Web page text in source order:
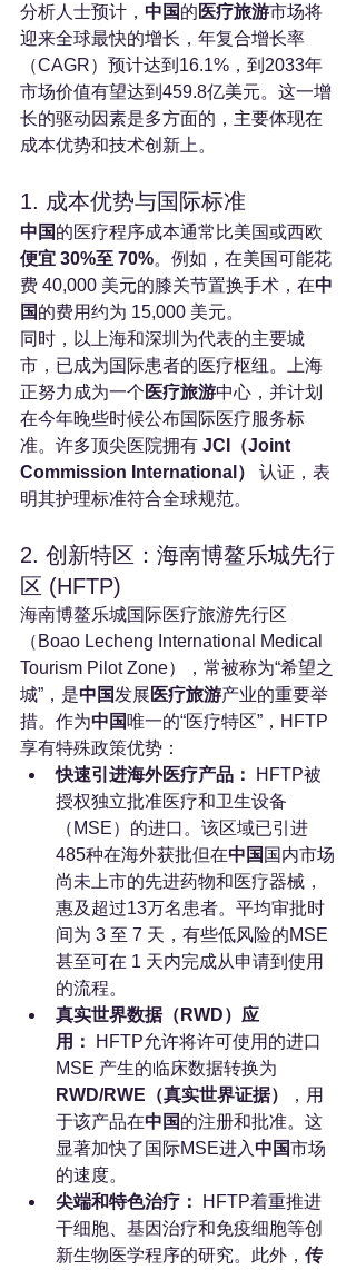
分析人士预计， 中国的 医疗旅游市场将
迎来全球最快的增长，年复合增长率
（CAGR）预计达到16.1%，到2033年
市场价值有望达到459.8亿美元。这一增
长的驱动因素是多方面的，主要体现在
成本优势和技术创新上。
1. 成本优势与国际标准
中国的医疗程序成本通常比美国或西欧
便宜 30%至 70%。例如，在美国可能花
费 40,000 美元的膝关节置换手术，在中
国的费用约为 15,000 美元。
同时，以上海和深圳为代表的主要城
市，已成为国际患者的医疗枢纽。上海
正努力成为一个 医疗旅游中心，并计划
在今年晚些时候公布国际医疗服务标
准。许多顶尖医院拥有 JCI（Joint
Commission International）
认证，表
明其护理标准符合全球规范。
2. 创新特区：海南博鳌乐城先行
区 (HFTP)
海南博鳌乐城国际医疗旅游先行区
（Boao Lecheng International Medical
Tourism Pilot Zone），常被称为“希望之
城”，是中国发展 医疗旅游产业的重要举
措。作为中国唯一的“医疗特区”，HFTP
享有特殊政策优势：
快速引进海外医疗产品：
HFTP被
授权独立批准医疗和卫生设备
（MSE）的进口。该区域已引进
485种在海外获批但在中国 国内市场
尚未上市的先进药物和医疗器械，
惠及超过13万名患者。平均审批时
间为 3 至 7 天，有些低风险的MSE
甚至可在 1 天内完成从申请到使用
的流程。
真实世界数据（RWD）应
用：
HFTP允许将许可使用的进口
MSE 产生的临床数据转换为
RWD/RWE（真实世界证据）
，用
于该产品在中国的注册和批准。这
显著加快了国际MSE进入中国市场
的速度。
尖端和特色治疗：
HFTP着重推进
干细胞、基因治疗和免疫细胞等创
新生物医学程序的研究。此外， 传